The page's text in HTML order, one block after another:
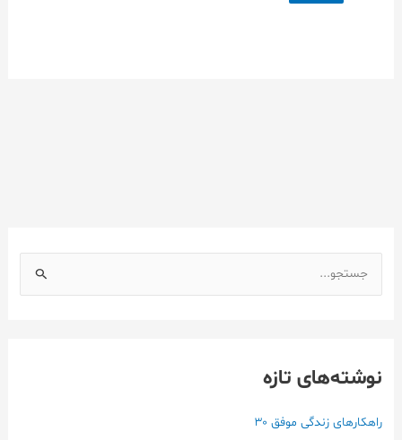
س
و
ر
نوشته‌های تازه
راهکارهای زندگی موفق ۳۰